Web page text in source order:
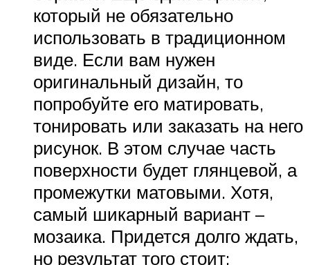
который не обязательно
использовать в традиционном
виде. Если вам нужен
оригинальный дизайн, то
попробуйте его матировать,
тонировать или заказать на него
рисунок. В этом случае часть
поверхности будет глянцевой, а
промежутки матовыми. Хотя,
самый шикарный вариант –
мозаика. Придется долго ждать,
но результат того стоит;